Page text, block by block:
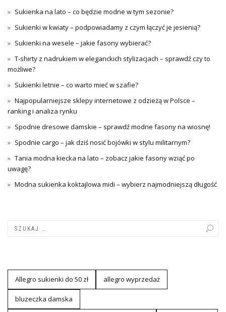
Sukienka na lato – co będzie modne w tym sezonie?
Sukienki w kwiaty – podpowiadamy z czym łączyć je jesienią?
Sukienki na wesele – jakie fasony wybierać?
T-shirty z nadrukiem w eleganckich stylizacjach – sprawdź czy to
możliwe?
Sukienki letnie – co warto mieć w szafie?
Najpopularniejsze sklepy internetowe z odzieżą w Polsce –
ranking i analiza rynku
Spodnie dresowe damskie – sprawdź modne fasony na wiosnę!
Spodnie cargo – jak dziś nosić bojówki w stylu militarnym?
Tania modna kiecka na lato – zobacz jakie fasony wziąć po
uwagę?
Modna sukienka koktajlowa midi – wybierz najmodniejszą długość
Allegro sukienki do 50 zł allegro wyprzedaż
bluzeczka damska